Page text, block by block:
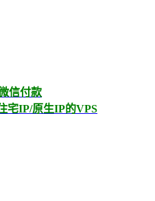
信付款
宅IP/原生IP的VPS